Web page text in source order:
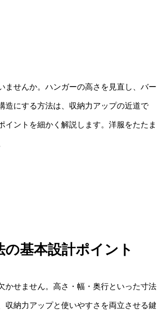
せんか。ハンガーの高さを見直し、バー
造にする方法は、収納力アップの近道で
ントを細かく解説します。洋服をたたま
基本設計ポイント
かせません。高さ・幅・奥行といった寸法
収納力アップと使いやすさを両立させる鍵